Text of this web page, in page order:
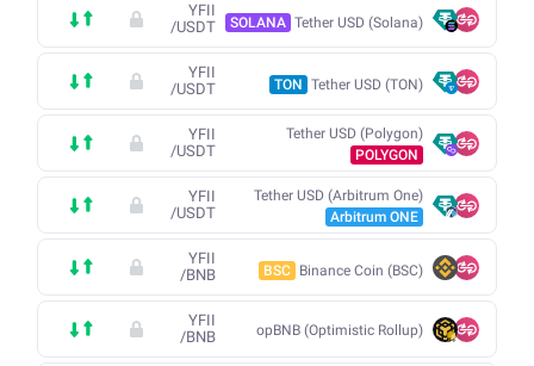
Tether USD (Solana)
SOLANA
YFII
/USDT
Tether USD (TON)
TON
YFII
/USDT
Tether USD (Polygon)
POLYGON
YFII
/USDT
Tether USD (Arbitrum One)
Arbitrum ONE
YFII
/USDT
Binance Coin (BSC)
BSC
YFII
/BNB
opBNB (Optimistic Rollup)
YFII
/BNB